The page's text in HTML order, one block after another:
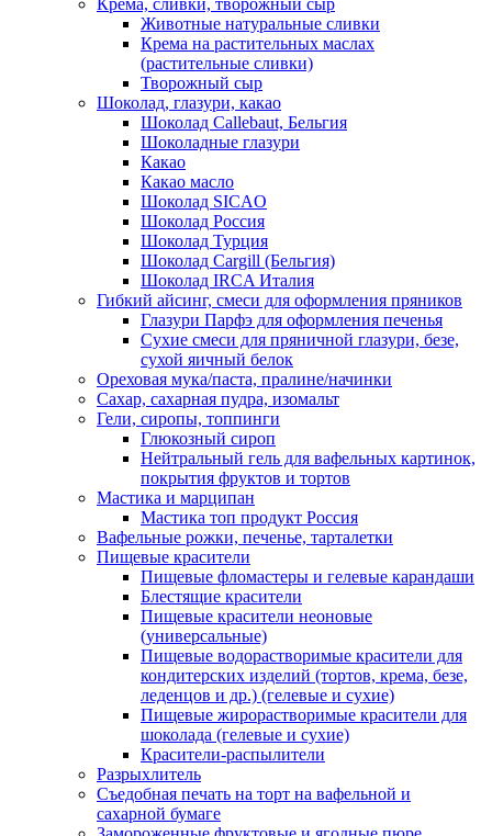
Крема, сливки, творожный сыр
Животные натуральные сливки
Крема на растительных маслах
(растительные сливки)
Творожный сыр
Шоколад, глазури, какао
Шоколад Callebaut, Бельгия
Шоколадные глазури
Какао
Какао масло
Шоколад SICAO
Шоколад Россия
Шоколад Турция
Шоколад Cargill (Бельгия)
Шоколад IRCA Италия
Гибкий айсинг, смеси для оформления пряников
Глазури Парфэ для оформления печенья
Сухие смеси для пряничной глазури, безе,
сухой яичный белок
Ореховая мука/паста, пралине/начинки
Сахар, сахарная пудра, изомальт
Гели, сиропы, топпинги
Глюкозный сироп
Нейтральный гель для вафельных картинок,
покрытия фруктов и тортов
Мастика и марципан
Мастика топ продукт Россия
Вафельные рожки, печенье, тарталетки
Пищевые красители
Пищевые фломастеры и гелевые карандаши
Блестящие красители
Пищевые красители неоновые
(универсальные)
Пищевые водорастворимые красители для
кондитерских изделий (тортов, крема, безе,
леденцов и др.) (гелевые и сухие)
Пищевые жирорастворимые красители для
шоколада (гелевые и сухие)
Красители-распылители
Разрыхлитель
Съедобная печать на торт на вафельной и
сахарной бумаге